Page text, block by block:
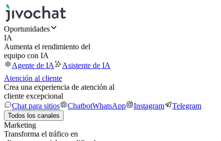
Oportunidades
IA
Aumenta el rendimiento del
equipo con IA
Agente de IA
Asistente de IA
Atención al cliente
Crea una experiencia de atención al
cliente excepcional
Chat para sitios
ChatbotWhatsApp Instagram Telegram
Todos los canales
Marketing
Transforma el tráfico en